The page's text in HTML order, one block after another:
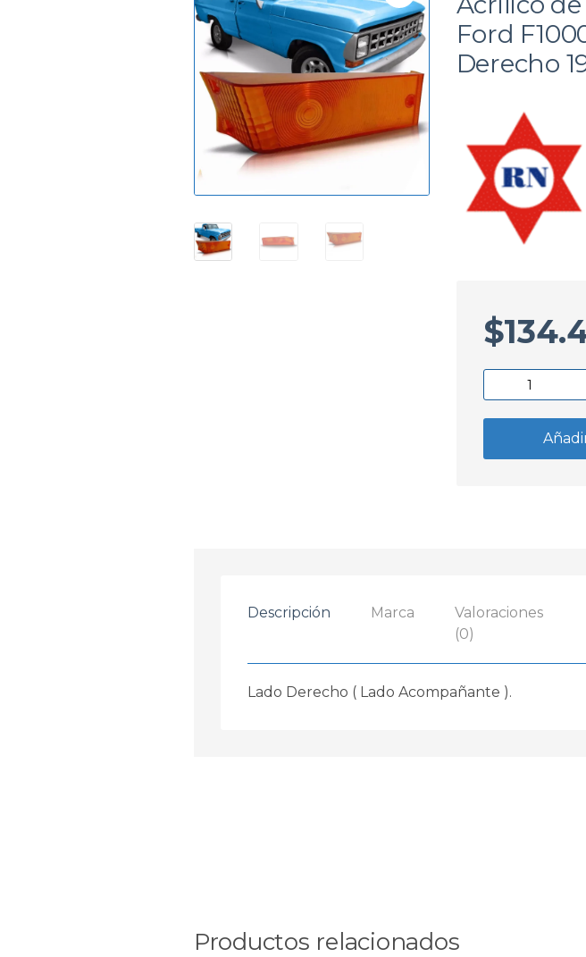
a
Ford
Derecho
$
Acrilico
de
Señalero
Ambar
-
Descripción Marca
Valoraciones
(0)
Lado Derecho ( Lado Acompañante ).
Productos relacionados